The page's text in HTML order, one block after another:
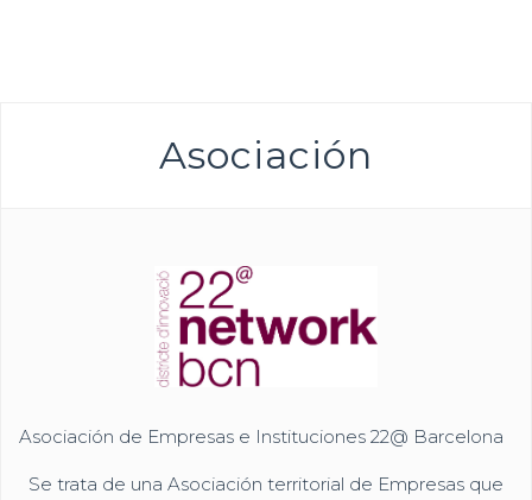
Asociación
Asociación de Empresas e Instituciones 22@ Barcelona
Se trata de una Asociación territorial de Empresas que